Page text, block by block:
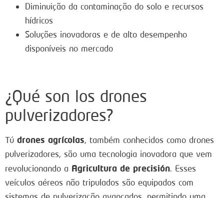
Diminuição da contaminação do solo e recursos
hídricos
Soluções inovadoras e de alto desempenho
disponíveis no mercado
¿Qué son los drones
pulverizadores?
Tú drones agrícolas, também conhecidos como drones
pulverizadores, são uma tecnologia inovadora que vem
revolucionando a Agricultura de precisión. Esses
veículos aéreos não tripulados são equipados com